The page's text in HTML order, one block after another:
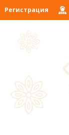
Регистрация